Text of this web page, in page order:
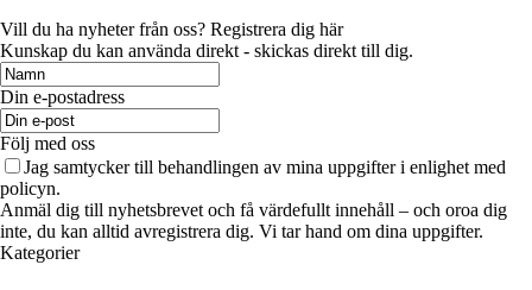
Vill du ha nyheter från oss? Registrera dig här
Kunskap du kan använda direkt - skickas direkt till dig.
Din e-postadress
Följ med oss
Jag samtycker till behandlingen av mina uppgifter i enlighet med
policyn.
Anmäl dig till nyhetsbrevet och få värdefullt innehåll – och oroa dig
inte, du kan alltid avregistrera dig. Vi tar hand om dina uppgifter.
Kategorier